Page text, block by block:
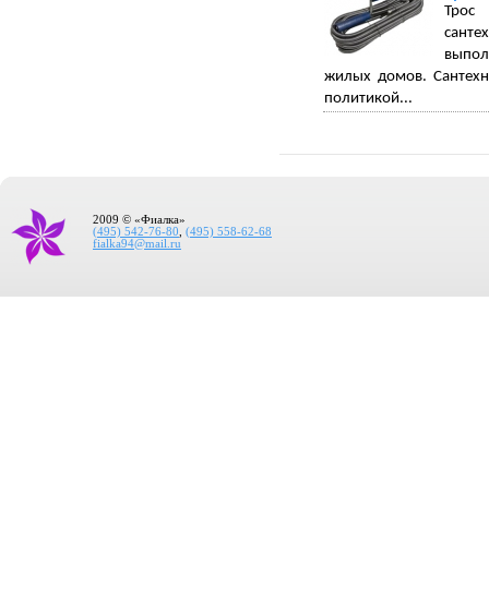
Трос
жилых домов.
политикой...
2009 © «Фиалка»
(495) 542-76-80
(495) 558-62-68
fialka94@mail.ru